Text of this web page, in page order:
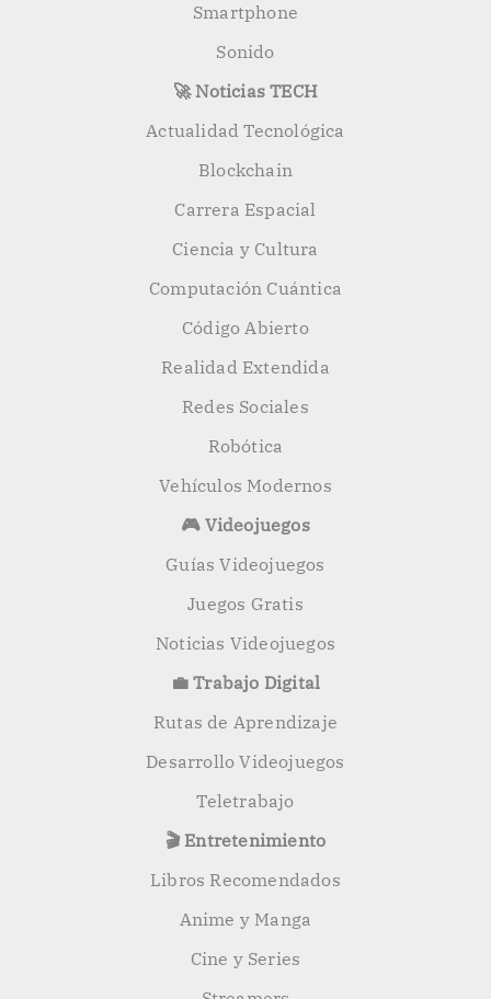
Smartphone
Sonido
🚀 Noticias TECH
Actualidad Tecnológica
Blockchain
Carrera Espacial
Ciencia y Cultura
Computación Cuántica
Código Abierto
Realidad Extendida
Redes Sociales
Robótica
Vehículos Modernos
🎮 Videojuegos
Guías Videojuegos
Juegos Gratis
Noticias Videojuegos
💼 Trabajo Digital
Rutas de Aprendizaje
Desarrollo Videojuegos
Teletrabajo
🎬 Entretenimiento
Libros Recomendados
Anime y Manga
Cine y Series